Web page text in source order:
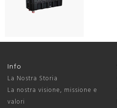
Info
La Nostra Storia
La nostra visione, missione e
valori